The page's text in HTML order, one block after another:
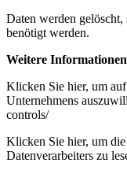
Daten werden
benötigt werden.
Weitere
Klicken Sie hier, um
Unternehmens
controls/
Klicken Sie hier, um
Datenverarbeiters zu